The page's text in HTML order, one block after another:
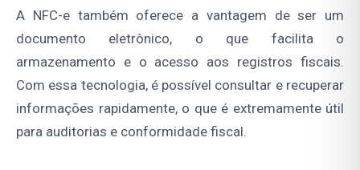
A NFC-e também oferece a vantagem de ser um
documento eletrônico, o que facilita o
armazenamento e o acesso aos registros fiscais.
Com essa tecnologia, é possível consultar e recuperar
informações rapidamente, o que é extremamente útil
para auditorias e conformidade fiscal.